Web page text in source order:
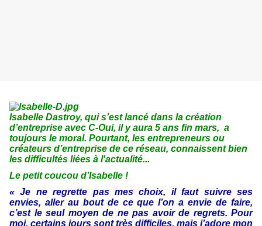
Isabelle Dastroy, qui s’est lancé dans la création
d’entreprise avec C-Oui, il y aura 5 ans fin mars, a
toujours le moral. Pourtant, les entrepreneurs ou
créateurs d’entreprise de ce réseau, connaissent bien
les difficultés liées à l'actualité...
Le petit coucou d’Isabelle !
« Je ne regrette pas mes choix, il faut suivre ses
envies, aller au bout de ce que l’on a envie de faire,
c’est le seul moyen de ne pas avoir de regrets. Pour
moi, certains jours sont très difficiles, mais j’adore mon